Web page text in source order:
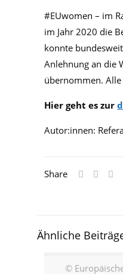
#EUwomen – im
im Jahr 2020 die
konnte
Anlehnung an die
übernommen.
Hier geht es zur
Autor:innen:
Share
Ähnliche
©